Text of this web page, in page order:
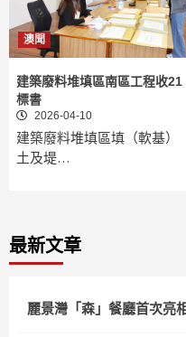
澳聞
建築廢料堆填區南區工程收21
標書
2026-04-10
建築廢料堆填區填（軟基）
土及堤…
最新文章
麗景灣「森」餐廳首次亮